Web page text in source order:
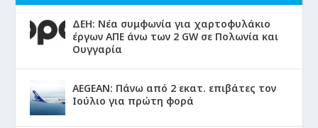
ΔΕΗ: Νέα συμφωνία για χαρτοφυλάκιο
έργων ΑΠΕ άνω των 2 GW σε Πολωνία και
Ουγγαρία
AEGEAN: Πάνω από 2 εκατ. επιβάτες τον
Ιούλιο για πρώτη φορά